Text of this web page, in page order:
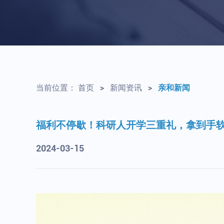
当前位置： 首页 > 新闻资讯 > 亲和新闻
福利不停歇！科研人开学三重礼，拿到手
2024-03-15